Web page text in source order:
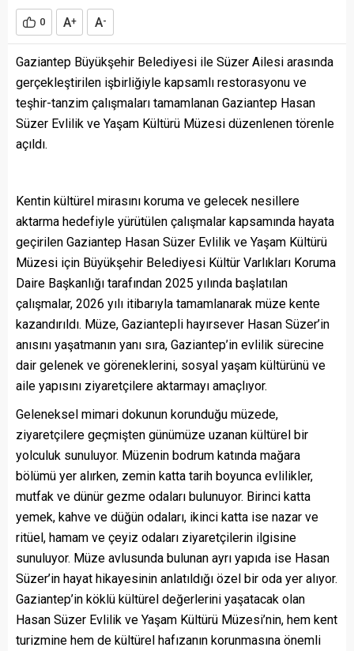
0 A+ A-
Gaziantep Büyükşehir Belediyesi ile Süzer Ailesi arasında
gerçekleştirilen işbirliğiyle kapsamlı restorasyonu ve
teşhir-tanzim çalışmaları tamamlanan Gaziantep Hasan
Süzer Evlilik ve Yaşam Kültürü Müzesi düzenlenen törenle
açıldı.
Kentin kültürel mirasını koruma ve gelecek nesillere
aktarma hedefiyle yürütülen çalışmalar kapsamında hayata
geçirilen Gaziantep Hasan Süzer Evlilik ve Yaşam Kültürü
Müzesi için Büyükşehir Belediyesi Kültür Varlıkları Koruma
Daire Başkanlığı tarafından 2025 yılında başlatılan
çalışmalar, 2026 yılı itibarıyla tamamlanarak müze kente
kazandırıldı. Müze, Gaziantepli hayırsever Hasan Süzer’in
anısını yaşatmanın yanı sıra, Gaziantep’in evlilik sürecine
dair gelenek ve göreneklerini, sosyal yaşam kültürünü ve
aile yapısını ziyaretçilere aktarmayı amaçlıyor.
Geleneksel mimari dokunun korunduğu müzede,
ziyaretçilere geçmişten günümüze uzanan kültürel bir
yolculuk sunuluyor. Müzenin bodrum katında mağara
bölümü yer alırken, zemin katta tarih boyunca evlilikler,
mutfak ve dünür gezme odaları bulunuyor. Birinci katta
yemek, kahve ve düğün odaları, ikinci katta ise nazar ve
ritüel, hamam ve çeyiz odaları ziyaretçilerin ilgisine
sunuluyor. Müze avlusunda bulunan ayrı yapıda ise Hasan
Süzer’in hayat hikayesinin anlatıldığı özel bir oda yer alıyor.
Gaziantep’in köklü kültürel değerlerini yaşatacak olan
Hasan Süzer Evlilik ve Yaşam Kültürü Müzesi’nin, hem kent
turizmine hem de kültürel hafızanın korunmasına önemli